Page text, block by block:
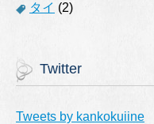
タイ (2)
Twitter
Tweets by kankokuiine